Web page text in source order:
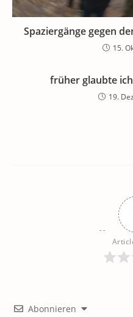
Spaziergänge gegen
15.
früher glaubte
19.
Abonnieren